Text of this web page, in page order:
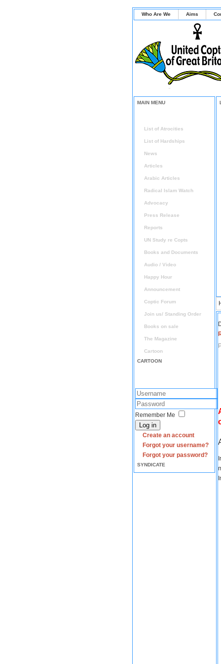
Who Are We Aims
MAIN MENU
List of Atrocities
List of Hardships
News
Articles
Arabic Articles
Radical Islam Watch
Advocacy
Press Release
Reports
UN Study re Copts
Books and Documents
Audio / Video
Happy Hour
Announcement
Coptic Forum
Join us/ Standing Order
Books on sale
The Magazine
Cartoon
CARTOON
Remember Me
Log in
Create an account
Forgot your username?
Forgot your password?
SYNDICATE